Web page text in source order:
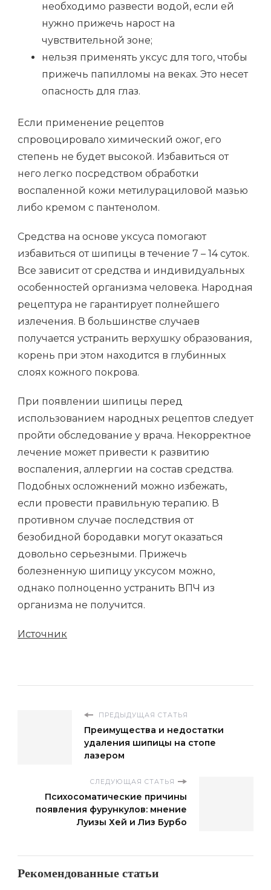
необходимо развести водой, если ей
нужно прижечь нарост на
чувствительной зоне;
нельзя применять уксус для того, чтобы
прижечь папилломы на веках. Это несет
опасность для глаз.
Если применение рецептов
спровоцировало химический ожог, его
степень не будет высокой. Избавиться от
него легко посредством обработки
воспаленной кожи метилурациловой мазью
либо кремом с пантенолом.
Средства на основе уксуса помогают
избавиться от шипицы в течение 7 – 14 суток.
Все зависит от средства и индивидуальных
особенностей организма человека. Народная
рецептура не гарантирует полнейшего
излечения. В большинстве случаев
получается устранить верхушку образования,
корень при этом находится в глубинных
слоях кожного покрова.
При появлении шипицы перед
использованием народных рецептов следует
пройти обследование у врача. Некорректное
лечение может привести к развитию
воспаления, аллергии на состав средства.
Подобных осложнений можно избежать,
если провести правильную терапию. В
противном случае последствия от
безобидной бородавки могут оказаться
довольно серьезными. Прижечь
болезненную шипицу уксусом можно,
однако полноценно устранить ВПЧ из
организма не получится.
Источник
ПРЕДЫДУЩАЯ СТАТЬЯ
Преимущества и недостатки
удаления шипицы на стопе
лазером
СЛЕДУЮЩАЯ СТАТЬЯ
Психосоматические причины
появления фурункулов: мнение
Луизы Хей и Лиз Бурбо
Рекомендованные статьи